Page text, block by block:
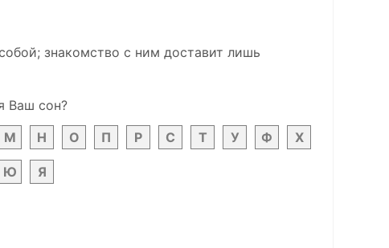
знакомство с ним доставит лишь
Ваш сон?
М Н О П Р С Т У Ф Х
Ю Я